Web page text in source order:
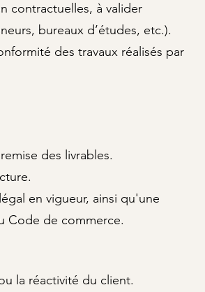
contractuelles, à valider
bureaux d’études, etc.).
des travaux réalisés par
des livrables.
en vigueur, ainsi qu'une
Code de commerce.
la réactivité du client.